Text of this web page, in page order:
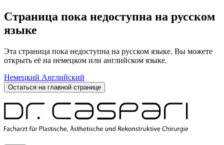
Страница пока недоступна на русском
языке
Эта страница пока недоступна на русском языке. Вы можете
открыть её на немецком или английском языке.
Немецкий Английский
Остаться на главной странице